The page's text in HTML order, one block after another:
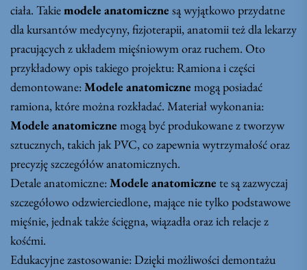
ciała. Takiemodele anatomiczne są wyjątkowo przydatne
dla kursantów medycyny, fizjoterapii, anatomii też dla lekarzy
pracujących z układem mięśniowym oraz ruchem. Oto
przykładowy opis takiego projektu: Ramiona i części
demontowane:Modele anatomiczne mogą posiadać
ramiona, które można rozkładać. Materiał wykonania:
Modele anatomiczne mogą być produkowane z tworzyw
sztucznych, takich jak PVC, co zapewnia wytrzymałość oraz
precyzję szczegółów anatomicznych.
Detale anatomiczne:Modele anatomiczne te są zazwyczaj
szczegółowo odzwierciedlone, mające nie tylko podstawowe
mięśnie, jednak także ścięgna, wiązadła oraz ich relacje z
kośćmi.
Edukacyjne zastosowanie: Dzięki możliwości demontażu